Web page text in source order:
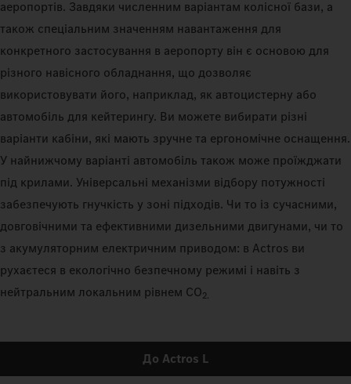
аеропортів. Завдяки численним варіантам колісної бази, а
також спеціальним значенням навантаження для
конкретного застосування в аеропорту він є основою для
різного навісного обладнання, що дозволяє
використовувати його, наприклад, як автоцистерну або
автомобіль для кейтерингу. Ви можете вибирати різні
варіанти кабіни, які мають зручне та ергономічне оснащення.
У найнижчому варіанті автомобіль також може проїжджати
під крилами. Універсальні механізми відбору потужності
забезпечують гнучкість у зоні підходів. Чи то із сучасними,
довговічними та ефективними дизельними двигунами, чи то
з акумуляторним електричним приводом: в Actros ви
рухаєтеся в екологічно безпечному режимі і навіть з
нейтральним локальним рівнем CO2.
До Actros L